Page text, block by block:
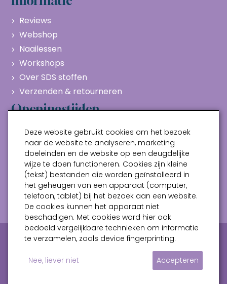
Reviews
Webshop
Naailessen
Workshops
Over SDS stoffen
Verzenden & retourneren
Openingstijden
Maandag
Gesloten
Dinsdag
10:00 - 17:00
Woensdag
10:00 - 17:00
Donderdag
10:00 - 17:00
Vrijdag
10:00 - 17:00
Zaterdag
10:00 - 17:00
Privacy verklaring
Algemene voorwaarden
Deze website gebruikt cookies om het bezoek
naar de website te analyseren, marketing
doeleinden en de website op een deugdelijke
wijze te doen functioneren. Cookies zijn kleine
(tekst) bestanden die worden geïnstalleerd in
het geheugen van een apparaat (computer,
telefoon, tablet) bij het bezoek aan een website.
De cookies kunnen het apparaat niet
beschadigen. Met cookies word hier ook
bedoeld vergelijkbare technieken om informatie
te verzamelen, zoals device fingerprinting.
Nee, liever niet Accepteren